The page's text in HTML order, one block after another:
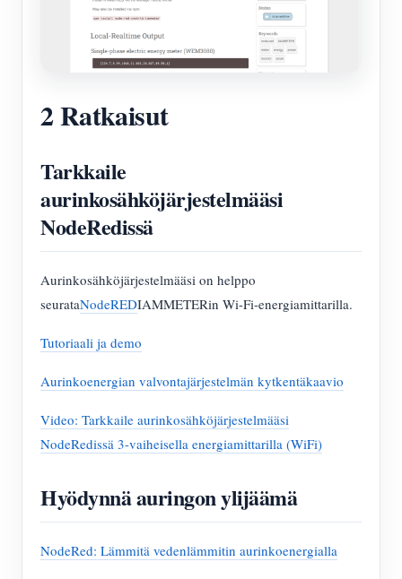
2 Ratkaisut
Tarkkaile
aurinkosähköjärjestelmääsi
NodeRedissä
Aurinkosähköjärjestelmääsi on helppo
seurataNodeREDIAMMETERin Wi-Fi-energiamittarilla.
Tutoriaali ja demo
Aurinkoenergian valvontajärjestelmän kytkentäkaavio
Video: Tarkkaile aurinkosähköjärjestelmääsi
NodeRedissä 3-vaiheisella energiamittarilla (WiFi)
Hyödynnä auringon ylijäämä
NodeRed: Lämmitä vedenlämmitin aurinkoenergialla